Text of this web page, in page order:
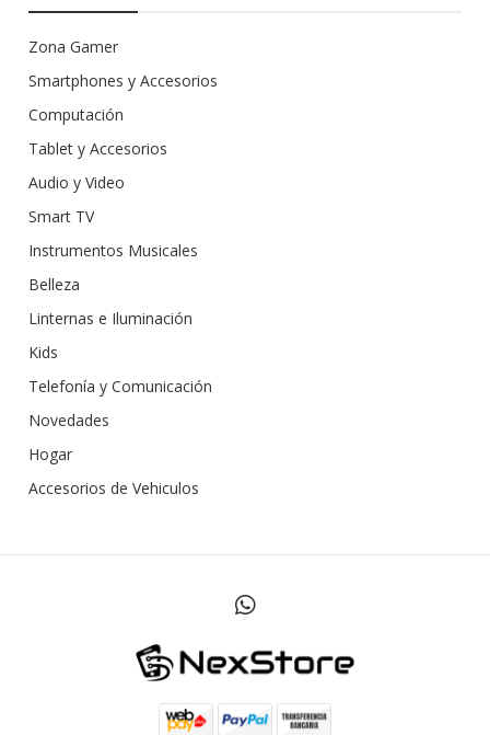
Zona Gamer
Smartphones y Accesorios
Computación
Tablet y Accesorios
Audio y Video
Smart TV
Instrumentos Musicales
Belleza
Linternas e Iluminación
Kids
Telefonía y Comunicación
Novedades
Hogar
Accesorios de Vehiculos